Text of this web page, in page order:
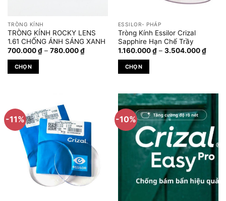
chọn
trên
trang
sản
phẩm
chọn
trên
trang
sản
phẩm
TRÒNG KÍNH
TRÒNG KÍNH ROCKY LENS
1.61 CHỐNG ÁNH SÁNG XANH
700.000₫ – 780.000₫Khoảng
giá:
CHỌN
có
nhiều
biến
ESSILOR- PHÁP
Tròng Kính Essilor Crizal
Sapphire Hạn Chế Trầy
1.160.000₫ – 3.504.000₫
giá:
CHỌN
này
có
nhiều
biến
-11% -10%